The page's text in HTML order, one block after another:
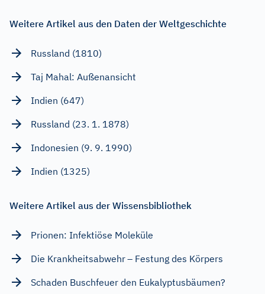
Weitere Artikel aus den Daten der Weltgeschichte
Russland (1810)
Taj Mahal: Außenansicht
Indien (647)
Russland (23. 1. 1878)
Indonesien (9. 9. 1990)
Indien (1325)
Weitere Artikel aus der Wissensbibliothek
Prionen: Infektiöse Moleküle
Die Krankheitsabwehr – Festung des Körpers
Schaden Buschfeuer den Eukalyptusbäumen?